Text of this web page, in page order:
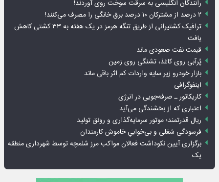
رانندگان انگلیسی به سرقت سوخت روی آوردند!
۲ درصد از مشترکان ۱۰ درصد برق خانگی را مصرف می‌کنند!
ترافیک کشتیرانی از طریق تنگه هرمز در یک هفته به ۳۳ کشتی کاهش
یافت
قیمت نفت صعودی ماند
پُرآبی روی کاغذ، تشنگی روی زمین
بازار خودرو زیر سایه واردات کم اثر باقی ماند
اینفوگرافی
کاریکاتور ـ صرفه‌جویی در انرژی
اعتباری که از بخشندگی می‌آید
ریال قدرتمند؛ موتور سرمایه‌گذاری و رونق تولید
فرسودگی شغلی و بی‌خوابیِ خاموش کارمندان
برگزاری آیین نکوداشت فعالان مواکب مرز شلمچه توسط شهرداری منطقه
یک